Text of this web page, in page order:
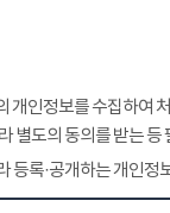
개인정보를 수집하여
별도의 동의를 받는 등
등록·공개하는 개인